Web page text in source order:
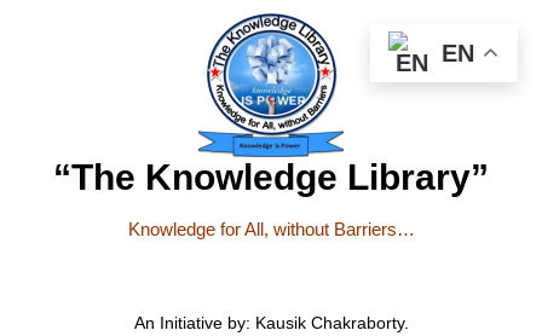
“The Knowledge Library”
Knowledge for All, without Barriers…
An Initiative by: Kausik Chakraborty.
EN